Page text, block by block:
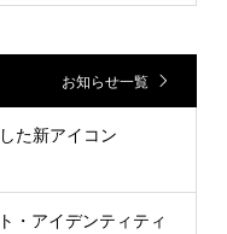
お知らせ一覧
た新アイコン
・アイデンティティ